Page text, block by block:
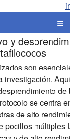
y
son
investigación.
se centra
de alto
pocillos múltiples